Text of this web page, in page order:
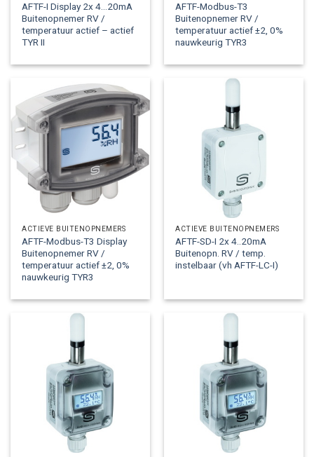
AFTF-I Display 2x 4…20mA
Buitenopnemer RV /
temperatuur actief – actief
TYR II
AFTF-Modbus-T3
Buitenopnemer RV /
temperatuur actief ±2, 0%
nauwkeurig TYR3
ACTIEVE BUITENOPNEMERS
AFTF-Modbus-T3 Display
Buitenopnemer RV /
temperatuur actief ±2, 0%
nauwkeurig TYR3
ACTIEVE BUITENOPNEMERS
AFTF-SD-I 2x 4..20mA
Buitenopn. RV / temp.
instelbaar (vh AFTF-LC-I)